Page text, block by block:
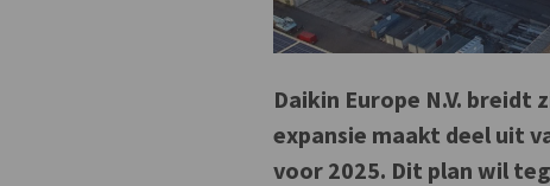
Daikin Europe N.V.
expansie maakt deel uit
voor 2025. Dit plan wil